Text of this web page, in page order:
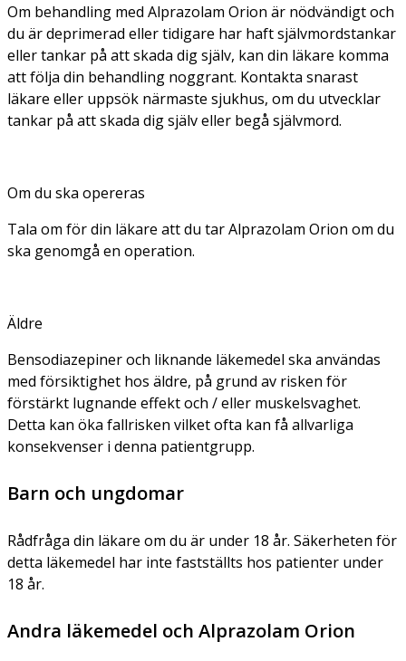
Om behandling med Alprazolam Orion är nödvändigt och
du är deprimerad eller tidigare har haft självmordstankar
eller tankar på att skada dig själv, kan din läkare komma
att följa din behandling noggrant. Kontakta snarast
läkare eller uppsök närmaste sjukhus, om du utvecklar
tankar på att skada dig själv eller begå självmord.
Om du ska opereras
Tala om för din läkare att du tar Alprazolam Orion om du
ska genomgå en operation.
Äldre
Bensodiazepiner och liknande läkemedel ska användas
med försiktighet hos äldre, på grund av risken för
förstärkt lugnande effekt och / eller muskelsvaghet.
Detta kan öka fallrisken vilket ofta kan få allvarliga
konsekvenser i denna patientgrupp.
Barn och ungdomar
Rådfråga din läkare om du är under 18 år. Säkerheten för
detta läkemedel har inte fastställts hos patienter under
18 år.
Andra läkemedel och Alprazolam Orion